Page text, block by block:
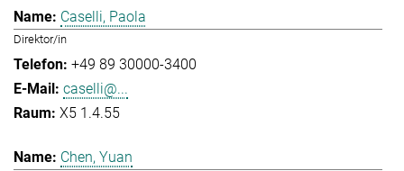
Caselli, Paola
Direktor/in
+49 89 30000-3400
caselli@...
X5 1.4.55
Chen, Yuan